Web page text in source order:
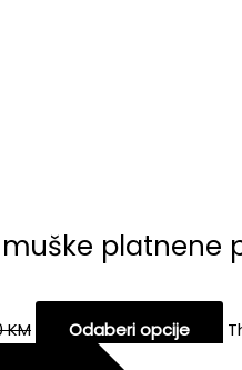
platnene
KM Odaberi opcije